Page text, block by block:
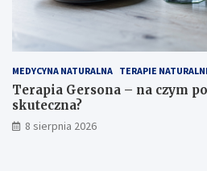
MEDYCYNA NATURALNA TERAPIE
Terapia Gersona – na czym
skuteczna?
8 sierpnia 2026